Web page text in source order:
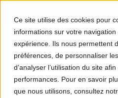
Ce site utilise des cookies pour
informations sur votre
expérience. Ils nous permettent
préférences, de personnaliser
d’analyser l’utilisation du site
performances. Pour en savoir
que nous utilisons, consultez
Michelle Kuo